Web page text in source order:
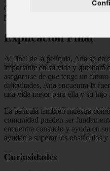
explora temas como la
por la independencia.
Explicación Final
Al final de la película, Ana se da
importante en su vida y que hará
asegurarse de que tenga un
dificultades, Ana encuentra la
una vida mejor para ella y su hijo .
La película también muestra
comunidad pueden ser
encuentra consuelo y ayuda en
ayudan a superar los obstáculos
Curiosidades